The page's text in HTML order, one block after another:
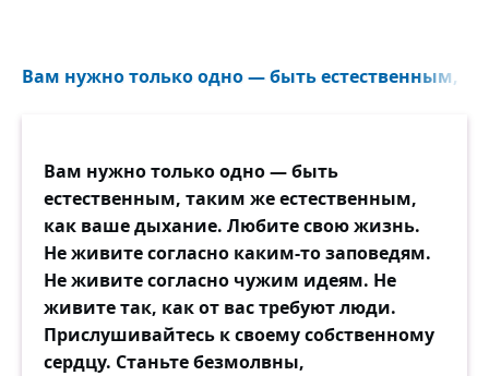
Вам нужно только одно — быть естественным,
Вам нужно только одно — быть
естественным, таким же естественным,
как ваше дыхание. Любите свою жизнь.
Не живите согласно каким-то заповедям.
Не живите согласно чужим идеям. Не
живите так, как от вас требуют люди.
Прислушивайтесь к своему собственному
сердцу. Станьте безмолвны,